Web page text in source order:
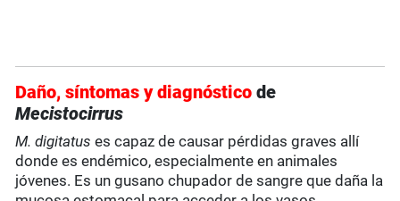
Daño, síntomas y diagnóstico de
Mecistocirrus
M. digitatuses capaz de causar pérdidas graves allí
donde es endémico, especialmente en animales
jóvenes. Es un gusano chupador de sangre que daña la